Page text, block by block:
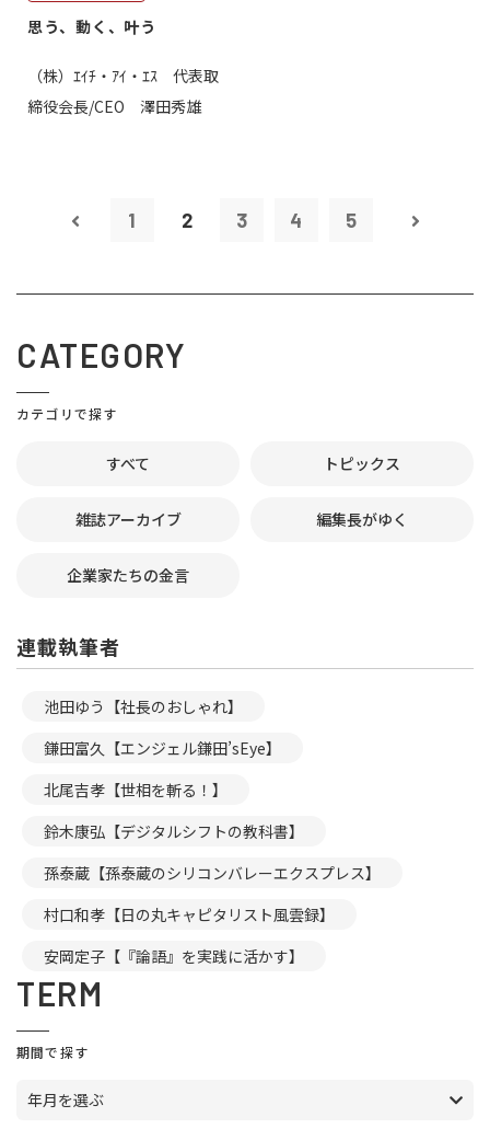
思う、動く、叶う
（株）ｴｲﾁ・ｱｲ・ｴｽ 代表取
締役会長/CEO 澤田秀雄
1 2 3 4 5
CATEGORY
カテゴリで探す
すべて トピックス
雑誌アーカイブ 編集長がゆく
企業家たちの金言
連載執筆者
池田ゆう【社長のおしゃれ】
鎌田富久【エンジェル鎌田’sEye】
北尾吉孝【世相を斬る！】
鈴木康弘【デジタルシフトの教科書】
孫泰蔵【孫泰蔵のシリコンバレーエクスプレス】
村口和孝【日の丸キャピタリスト風雲録】
安岡定子【『論語』を実践に活かす】
TERM
期間で探す
年月を選ぶ